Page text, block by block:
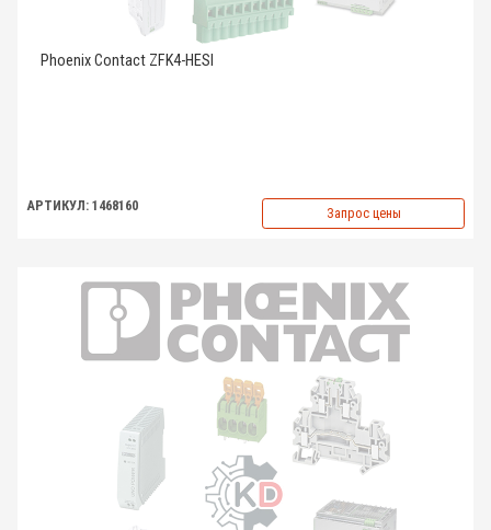
Phoenix Contact ZFK4-HESI
АРТИКУЛ: 1468160 Запрос цены